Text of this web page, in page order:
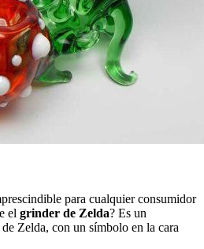
para cualquier consumidor
el grinder de Zelda? Es un
Zelda, con un símbolo en la cara